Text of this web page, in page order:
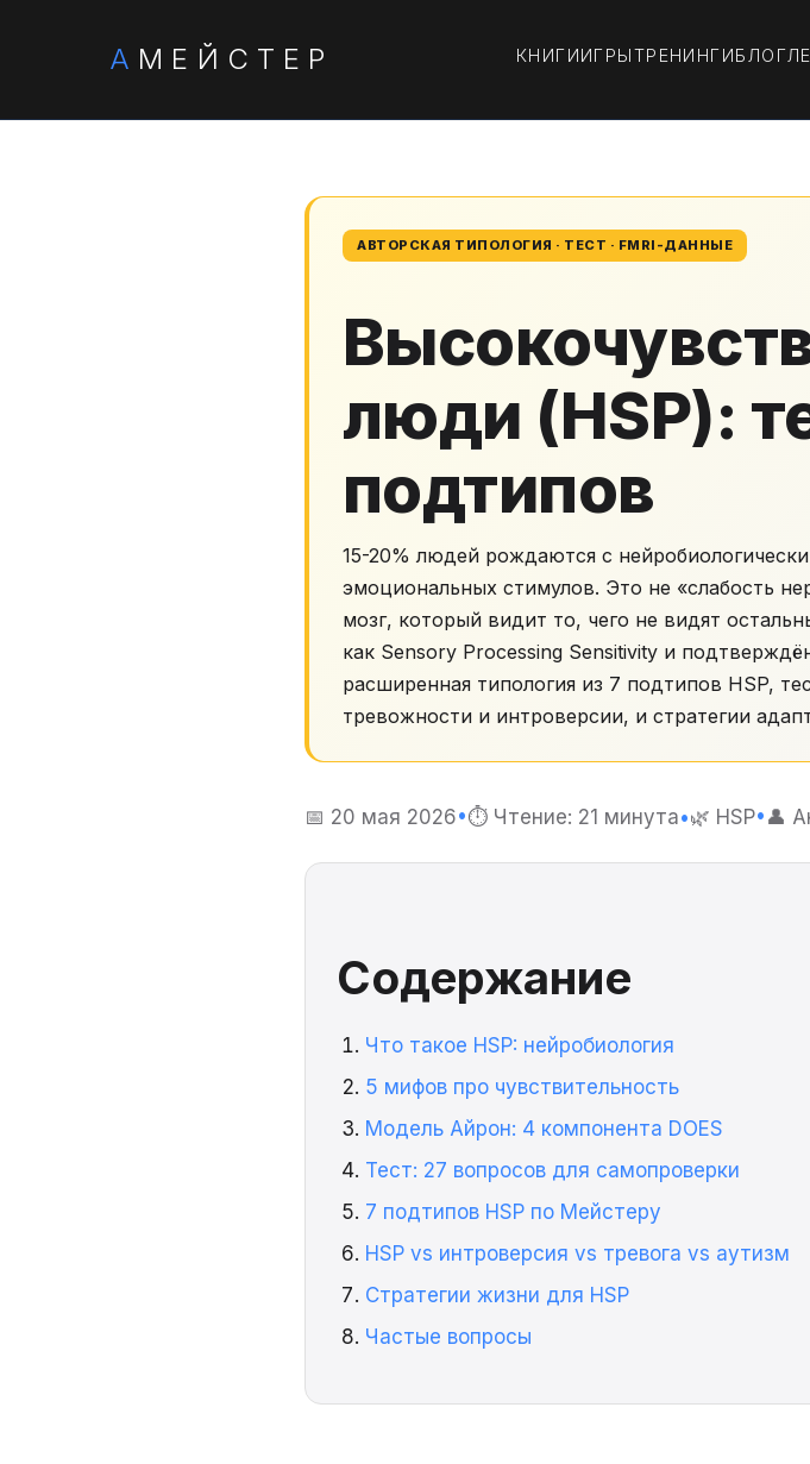
А МЕЙСТЕР КНИГИИГРЫТРЕНИНГИБЛОГ
АВТОРСКАЯ ТИПОЛОГИЯ · ТЕСТ · FMRI-ДАННЫЕ
люди (HSP):
подтипов
15-20% людей рождаются с
эмоциональных стимулов. Это не «слабость
мозг, который видит то, чего не видят
как Sensory Processing Sensitivity и
расширенная типология из 7 подтипов HSP,
тревожности и интроверсии, и стратегии
📅 20 мая 2026•⏱ Чтение: 21 минута•🌿 HSP• 👤
Содержание
Что такое HSP: нейробиология
5 мифов про чувствительность
Модель Айрон: 4 компонента DOES
Тест: 27 вопросов для самопроверки
7 подтипов HSP по Мейстеру
HSP vs интроверсия vs тревога vs аутизм
Стратегии жизни для HSP
Частые вопросы